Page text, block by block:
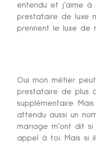
entendu et j’aime à
prestataire de luxe
prennent le luxe de
Oui mon métier
prestataire de plus
supplémentaire.
attendu aussi un
mariage m’ont dit
appel à toi. Mais si